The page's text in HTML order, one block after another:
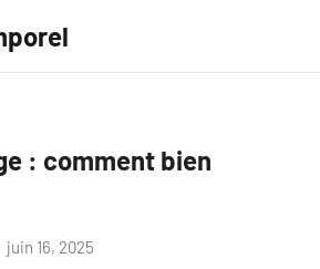
: comment bien
juin 16, 2025